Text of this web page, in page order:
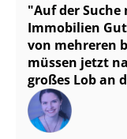
Auf der Suche
Immobilien
von mehreren
müssen jetzt
großes Lob an